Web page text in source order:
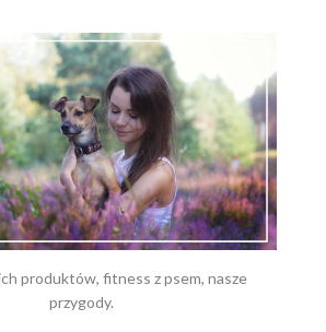
produktów, fitness z psem, nasze
przygody.